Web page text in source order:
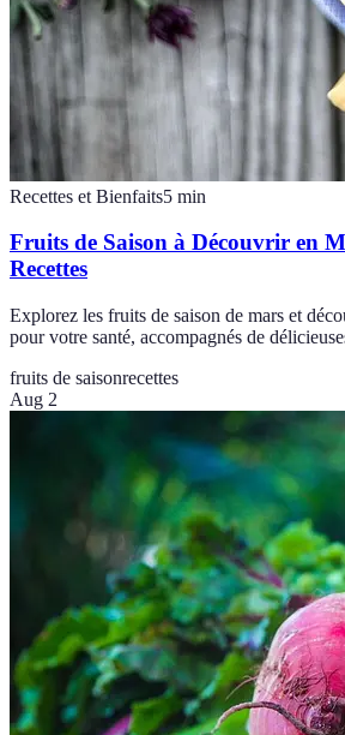
Recettes et Bienfaits5 min
Fruits de Saison à Découvrir en
Recettes
Explorez les fruits de saison de mars et
pour votre santé, accompagnés de
fruits de saisonrecettes
Aug 2